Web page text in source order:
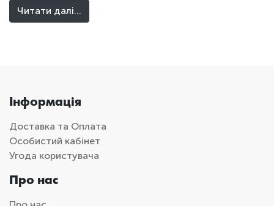
Читати далі…
Інформація
Доставка та Оплата
Особистий кабінет
Угода користувача
Про нас